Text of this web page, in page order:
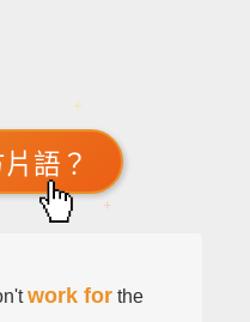
語？
work for the